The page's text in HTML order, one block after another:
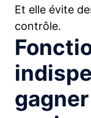
Et elle évite
contrôle.